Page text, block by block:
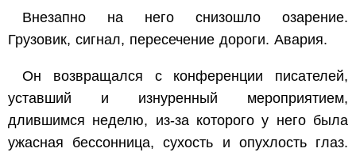
Внезапно на него снизошло озарение.
Грузовик, сигнал, пересечение дороги. Авария.
Он возвращался с конференции писателей,
уставший и изнуренный мероприятием,
длившимся неделю, из-за которого у него была
ужасная бессонница, сухость и опухлость глаз.